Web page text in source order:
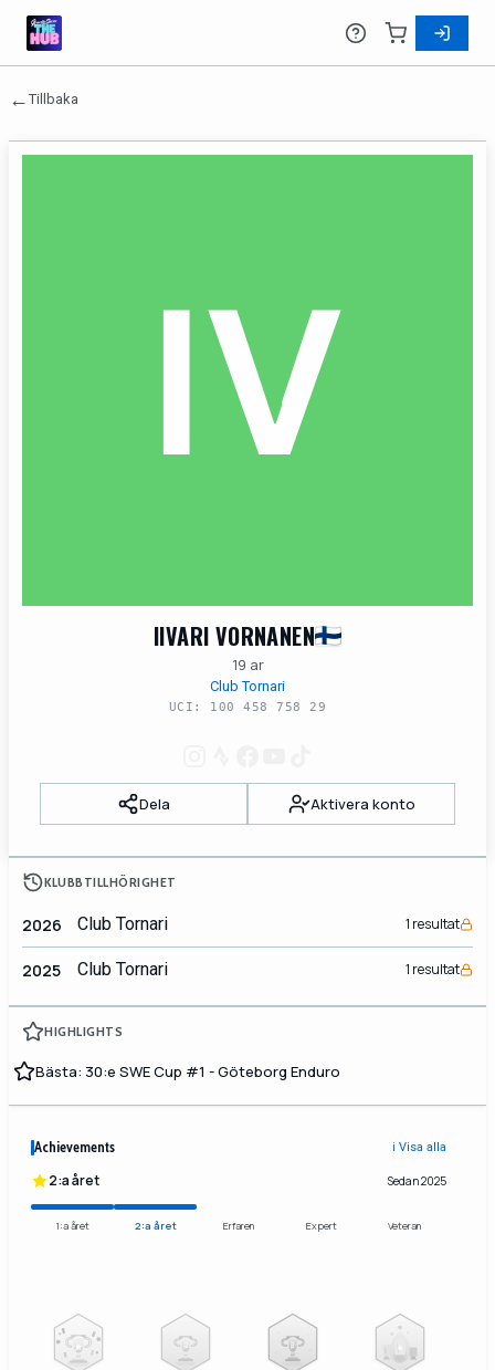
←Tillbaka
IIVARI VORNANEN
19 ar
Club Tornari
UCI: 100 458 758 29
Dela Aktivera konto
KLUBBTILLHÖRIGHET
2026 Club Tornari 1 resultat
2025 Club Tornari 1 resultat
HIGHLIGHTS
Bästa: 30:e SWE Cup #1 - Göteborg Enduro
Achievements ℹ️ Visa alla
2:a året Sedan 2025
1:a året 2:a året Erfaren Expert Veteran
3